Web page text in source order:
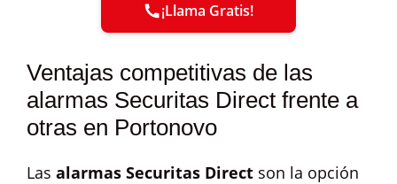
¡Llama Gratis!
Ventajas competitivas de las
alarmas Securitas Direct frente a
otras en Portonovo
Las alarmas Securitas Direct son la opción